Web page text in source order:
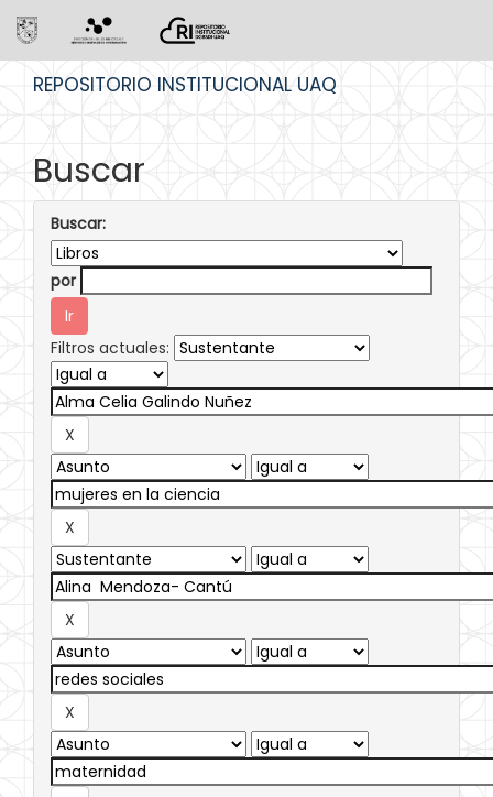
REPOSITORIO INSTITUCIONAL UAQ
Buscar
Buscar:
por
Filtros actuales: